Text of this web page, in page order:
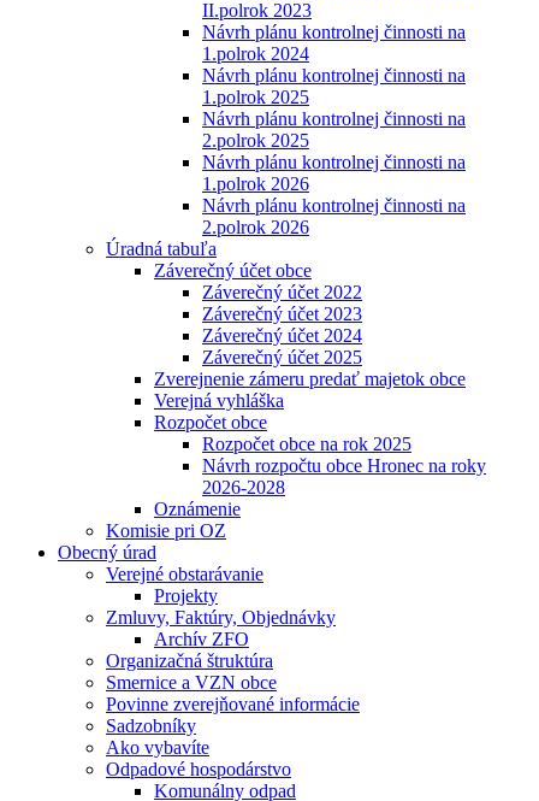
II.polrok 2023
Návrh plánu kontrolnej činnosti na
1.polrok 2024
Návrh plánu kontrolnej činnosti na
1.polrok 2025
Návrh plánu kontrolnej činnosti na
2.polrok 2025
Návrh plánu kontrolnej činnosti na
1.polrok 2026
Návrh plánu kontrolnej činnosti na
2.polrok 2026
Úradná tabuľa
Záverečný účet obce
Záverečný účet 2022
Záverečný účet 2023
Záverečný účet 2024
Záverečný účet 2025
Zverejnenie zámeru predať majetok obce
Verejná vyhláška
Rozpočet obce
Rozpočet obce na rok 2025
Návrh rozpočtu obce Hronec na roky
2026-2028
Oznámenie
Komisie pri OZ
Obecný úrad
Verejné obstarávanie
Projekty
Zmluvy, Faktúry, Objednávky
Archív ZFO
Organizačná štruktúra
Smernice a VZN obce
Povinne zverejňované informácie
Sadzobníky
Ako vybavíte
Odpadové hospodárstvo
Komunálny odpad